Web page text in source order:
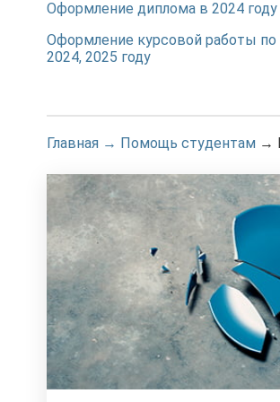
Оформление диплома в 2024 году
Оформление курсовой работы по
2024, 2025 году
Главная → Помощь студентам →